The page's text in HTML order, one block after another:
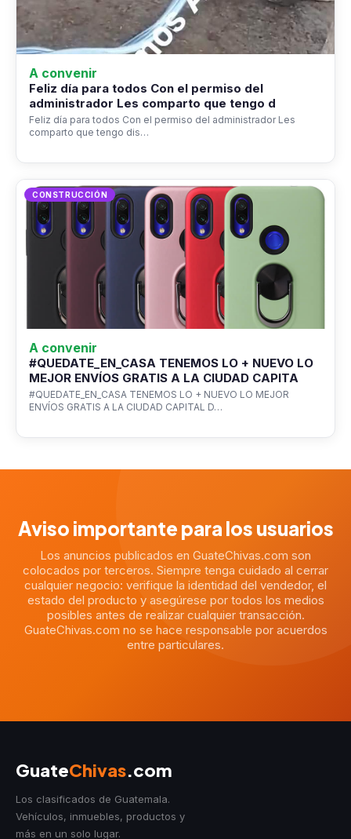
A convenir
Feliz día para todos Con el permiso del
administrador Les comparto que tengo d
Feliz día para todos Con el permiso del administrador Les
comparto que tengo dis…
CONSTRUCCIÓN
A convenir
#QUEDATE_EN_CASA TENEMOS LO + NUEVO LO
MEJOR ENVÍOS GRATIS A LA CIUDAD CAPITA
#QUEDATE_EN_CASA TENEMOS LO + NUEVO LO MEJOR
ENVÍOS GRATIS A LA CIUDAD CAPITAL D…
Aviso importante para los usuarios
Los anuncios publicados en GuateChivas.com son
colocados por terceros. Siempre tenga cuidado al cerrar
cualquier negocio: verifique la identidad del vendedor, el
estado del producto y asegúrese por todos los medios
posibles antes de realizar cualquier transacción.
GuateChivas.com no se hace responsable por acuerdos
entre particulares.
GuateChivas.com
Los clasificados de Guatemala.
Vehículos, inmuebles, productos y
más en un solo lugar.